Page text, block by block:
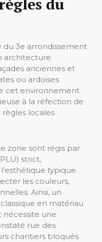
du
du 3e arrondissement
architecture
anciennes et
ou ardoises
cet environnement
à la réfection de
locales
zone sont régis par
strict,
typique.
les couleurs,
Ainsi, un
en matériau
nécessite une
rue des
chantiers bloqués